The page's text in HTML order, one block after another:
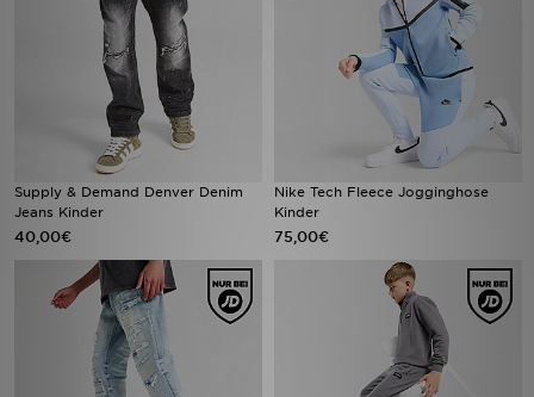
Supply & Demand Denver Denim
Jeans Kinder
40,00€
Nike Tech Fleece Jogginghose
Kinder
75,00€